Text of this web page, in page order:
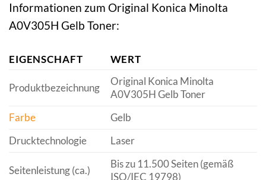
Informationen zum Original Konica Minolta
A0V305H Gelb Toner:
EIGENSCHAFT WERT
Produktbezeichnung
Original Konica Minolta
A0V305H Gelb Toner
Farbe
Gelb
Drucktechnologie
Laser
Seitenleistung (ca.)
Bis zu 11.500 Seiten (gemäß
ISO/IEC 19798)